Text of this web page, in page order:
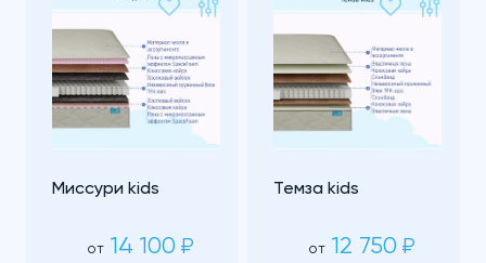
Миссури kids
от 14 100 ₽
Темза kids
от 12 750 ₽